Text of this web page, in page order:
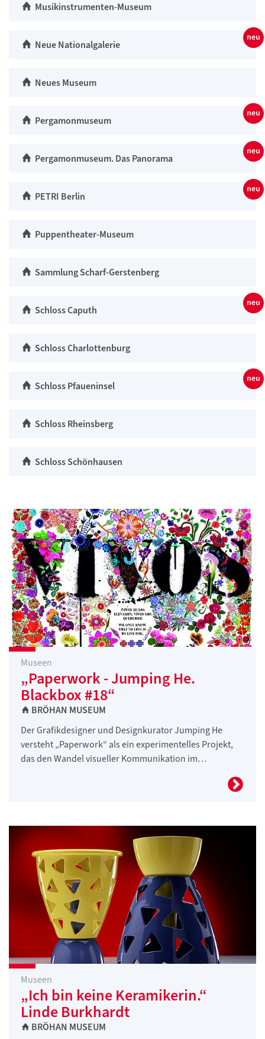
Musikinstrumenten-Museum
Neue Nationalgalerie
Neues Museum
Pergamonmuseum
Pergamonmuseum. Das Panorama
PETRI Berlin
Puppentheater-Museum
Sammlung Scharf-Gerstenberg
Schloss Caputh
Schloss Charlottenburg
Schloss Pfaueninsel
Schloss Rheinsberg
Schloss Schönhausen
Museen
„Paperwork - Jumping He.
Blackbox #18“
BRÖHAN MUSEUM
Der Grafikdesigner und Designkurator Jumping He
versteht „Paperwork“ als ein experimentelles Projekt,
das den Wandel visueller Kommunikation im…
Museen
„Ich bin keine Keramikerin.“
Linde Burkhardt
BRÖHAN MUSEUM